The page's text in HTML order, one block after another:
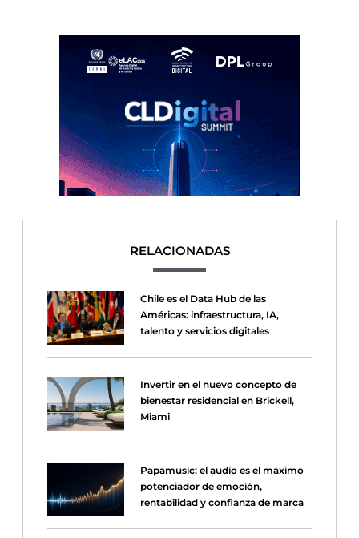
RELACIONADAS
Chile es el Data Hub de las
Américas: infraestructura, IA,
talento y servicios digitales
Invertir en el nuevo concepto de
bienestar residencial en Brickell,
Miami
Papamusic: el audio es el máximo
potenciador de emoción,
rentabilidad y confianza de marca